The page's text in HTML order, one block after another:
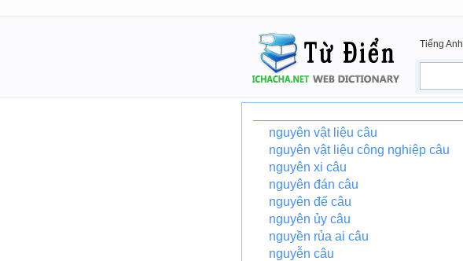
Tiếng Anh
nguyên vật liệu câu
nguyên vật liệu công nghiệp câu
nguyên xi câu
nguyên đán câu
nguyên đế câu
nguyên ủy câu
nguyền rủa ai câu
nguyễn câu